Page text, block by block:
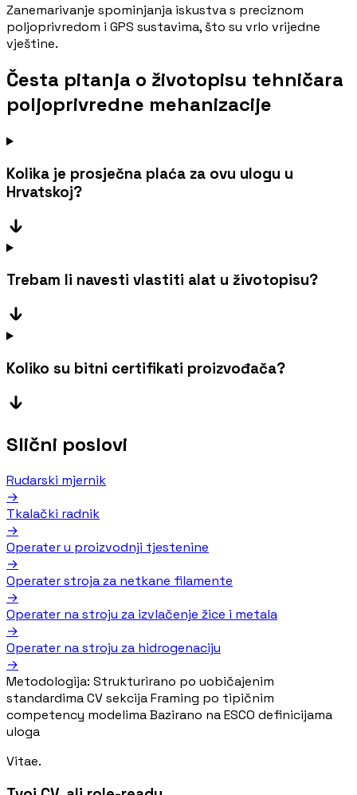
Zanemarivanje spominjanja iskustva s preciznom
poljoprivredom i GPS sustavima, što su vrlo vrijedne
vještine.
Česta pitanja o životopisu tehničara
poljoprivredne mehanizacije
Kolika je prosječna plaća za ovu ulogu u
Hrvatskoj?
Trebam li navesti vlastiti alat u životopisu?
Koliko su bitni certifikati proizvođača?
Slični poslovi
Rudarski mjernik
→
Tkalački radnik
→
Operater u proizvodnji tjestenine
→
Operater stroja za netkane filamente
→
Operater na stroju za izvlačenje žice i metala
→
Operater na stroju za hidrogenaciju
→
Metodologija: Strukturirano po uobičajenim
standardima CV sekcijaFraming po tipičnim
competency modelimaBazirano na ESCO definicijama
uloga
Vitae.